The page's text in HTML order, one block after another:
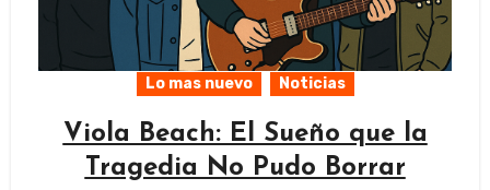
Lo mas nuevo Noticias
Viola Beach: El Sueño que la
Tragedia No Pudo Borrar